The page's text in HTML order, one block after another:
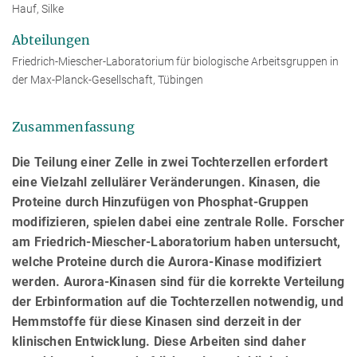
Hauf, Silke
Abteilungen
Friedrich-Miescher-Laboratorium für biologische Arbeitsgruppen in
der Max-Planck-Gesellschaft, Tübingen
Zusammenfassung
Die Teilung einer Zelle in zwei Tochterzellen erfordert
eine Vielzahl zellulärer Veränderungen. Kinasen, die
Proteine durch Hinzufügen von Phosphat-Gruppen
modifizieren, spielen dabei eine zentrale Rolle. Forscher
am Friedrich-Miescher-Laboratorium haben untersucht,
welche Proteine durch die Aurora-Kinase modifiziert
werden. Aurora-Kinasen sind für die korrekte Verteilung
der Erbinformation auf die Tochterzellen notwendig, und
Hemmstoffe für diese Kinasen sind derzeit in der
klinischen Entwicklung. Diese Arbeiten sind daher